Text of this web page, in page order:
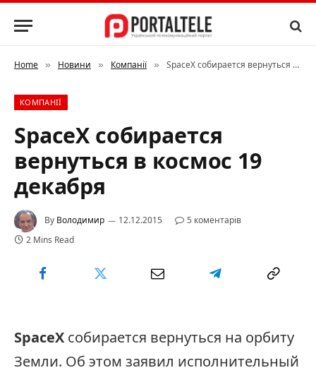
Home » Новини » Компанії » SpaceX собирается вернуться в космос 19 декабря
КОМПАНІЇ
SpaceX собирается
вернуться в космос 19
декабря
By Володимир 12.12.2015
5 коментарів
2 Mins Read
SpaceX собирается вернуться на орбиту
Земли. Об этом заявил исполнительный